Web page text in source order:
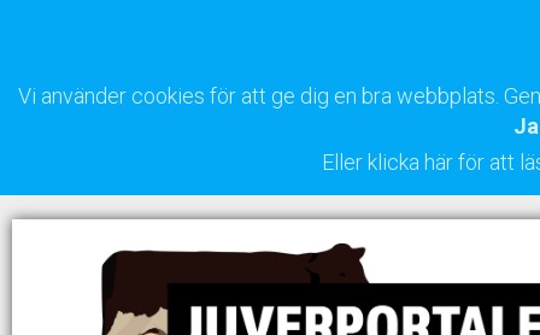
Vi använder cookies för att ge dig en bra webbplats.
Eller klicka här för att